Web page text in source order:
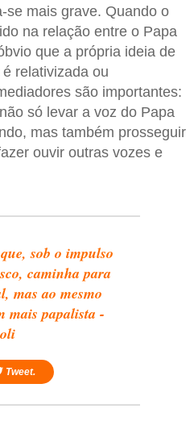
se mais grave. Quando o
na relação entre o Papa
que a própria ideia de
relativizada ou
são importantes:
só levar a voz do Papa
mas também prosseguir
ouvir outras vozes e
sob o impulso
caminha para
mas ao mesmo
mais papalista -
Tweet.